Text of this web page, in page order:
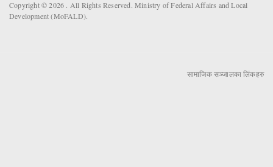
Copyright © 2026 . All Rights Reserved. Ministry of Federal Affairs and Local
Development (MoFALD).
सामाजिक सञ्जालका लिंकहरु